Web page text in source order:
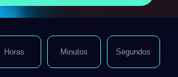
Horas Minutos Segundos